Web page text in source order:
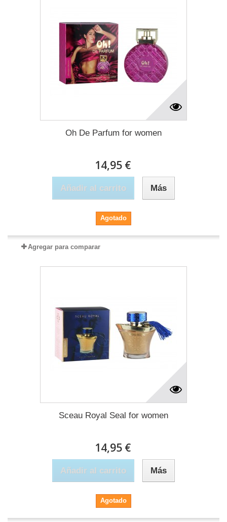
Oh De Parfum for women
14,95 €
Añadir al carrito Más
Agotado
Agregar para comparar
Sceau Royal Seal for women
14,95 €
Añadir al carrito Más
Agotado